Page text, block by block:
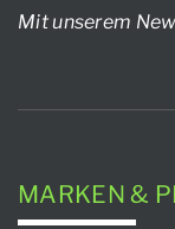
Mit unserem
MARKEN &